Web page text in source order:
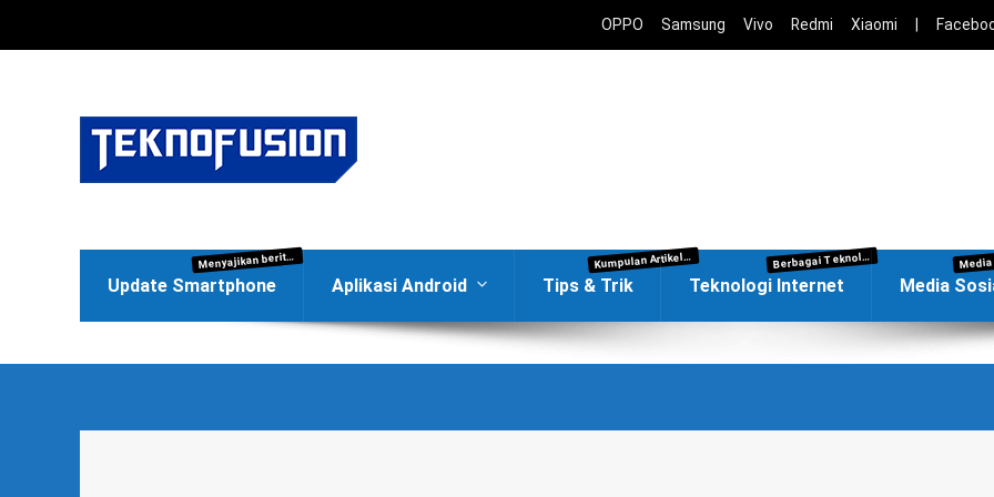
OPPO Samsung Vivo Redmi Xiaomi
Update Smartphone
Menyajikan berita terbaru di dunia teknologi Android dan iOS, produk baru smartphone, smartwatch, gadgets, kamera digital, digital photography, graphic editing dan update promo operator seluler (Telkomsel, XL Axiata, Indosat Ooredoo, SmartFren) serta aturan dan kebijakan di dunia bisnis bidang teknologi.
Aplikasi Android Tips & Trik
Kumpulan Artikel Tips dan Trik Teknologi seputar dunia digital yang meliputi tips trik menggunakan smartphone dan gadget, aplikasi ponsel pintar Android dan iPhone, solusi masalah di handphone Android dan iPhone, bermain game, update software Windows dan MacOS serta banyak lagi tips trik teknologi internet lainnya.
Teknologi Internet
Berbagai Teknologi Internet dibahas disini, termasuk Mesin Pencari (Google, Bing), Browser (Chrome, FireFox, Edge, Brave), Layanan Email (Gmail, Outlook, AOL), Cloud (Google Drive, Microsoft OneDrive), Google Classroom, Zoom, VPN dan masalah Privasi pengguna Internet.
Media